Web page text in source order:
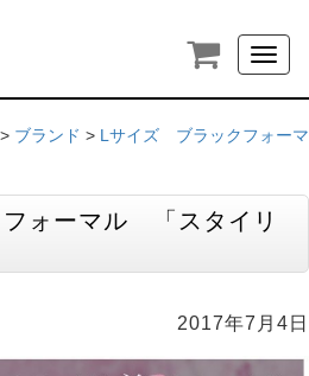
ブランド > Lサイズ ブラックフォーマ
ォーマル 「スタイリ
2017年7月4日